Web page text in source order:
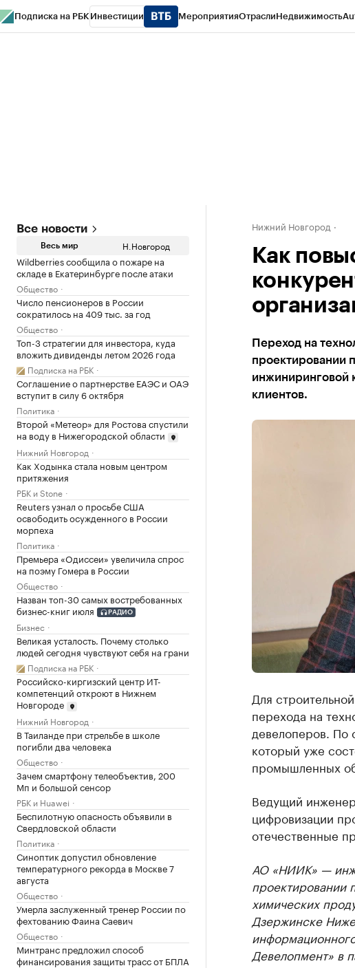
Подписка на РБК Инвестиции МероприятияОтраслиНедвижимость
Все новости
Весь мир Н.Новгород
Wildberries сообщила о пожаре на
складе в Екатеринбурге после атаки
Общество
Число пенсионеров в России
сократилось на 409 тыс. за год
Общество
Топ-3 стратегии для инвестора, куда
вложить дивиденды летом 2026 года
Подписка на РБК
Соглашение о партнерстве ЕАЭС и ОАЭ
вступит в силу 6 октября
Политика
Второй «Метеор» для Ростова спустили
на воду в Нижегородской области
Нижний Новгород
Как Ходынка стала новым центром
притяжения
РБК и Stone
Reuters узнал о просьбе США
освободить осужденного в России
морпеха
Политика
Премьера «Одиссеи» увеличила спрос
на поэму Гомера в России
Общество
Назван топ-30 самых востребованных
бизнес-книг июля
РАДИО
Бизнес
Великая усталость. Почему столько
людей сегодня чувствуют себя на грани
Подписка на РБК
Российско-киргизский центр ИТ-
компетенций откроют в Нижнем
Новгороде
Нижний Новгород
В Таиланде при стрельбе в школе
погибли два человека
Общество
Зачем смартфону телеобъектив, 200
Мп и большой сенсор
РБК и Huawei
Беспилотную опасность объявили в
Свердловской области
Политика
Синоптик допустил обновление
температурного рекорда в Москве 7
августа
Общество
Умерла заслуженный тренер России по
фехтованию Фаина Саевич
Общество
Минтранс предложил способ
финансирования защиты трасс от БПЛА
Нижний Новгород
Как
Переход на
проектировании
инжиниринговой
клиентов.
Для
перехода на
девелоперов. По
который уже
промышленных
Ведущий
цифровизации
отечественные
АО «НИИК» —
проектировании
химических
Дзержинске
Девелопмент» в